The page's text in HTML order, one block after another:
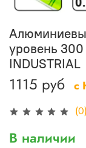
(0)
уровень
INDUSTRIAL
1115 руб с
В наличии